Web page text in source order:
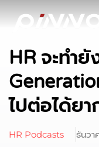
HR จะทำยั
ไปต่อได้ยา
HR Podcasts ธันวา